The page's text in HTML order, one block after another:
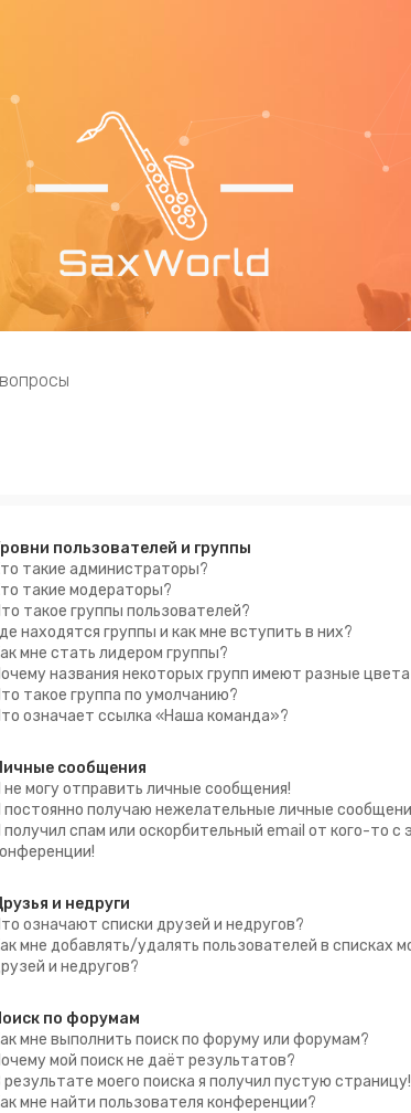
пользователей и группы
такие администраторы?
такие модераторы?
такое группы пользователей?
находятся группы и как мне вступить в них?
мне стать лидером группы?
названия некоторых групп имеют разные
такое группа по умолчанию?
означает ссылка «Наша команда»?
сообщения
не могу отправить личные сообщения!
постоянно получаю нежелательные личные
получил спам или оскорбительный email от кого-то с
и недруги
означают списки друзей и недругов?
мне добавлять/удалять пользователей в списках
и недругов?
по форумам
мне выполнить поиск по форуму или форумам?
мой поиск не даёт результатов?
результате моего поиска я получил пустую страницу!
мне найти пользователя конференции?